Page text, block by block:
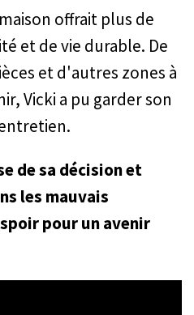
offrait plus de
et de vie durable. De
et d'autres zones à
Vicki a pu garder son
de sa décision et
les mauvais
pour un avenir